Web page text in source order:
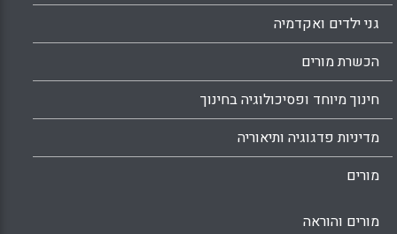
גני ילדים ואקדמיה
הכשרת מורים
חינוך מיוחד ופסיכולוגיה בחינוך
מדיניות פדגוגיה ותיאוריה
מורים
מורים והוראה